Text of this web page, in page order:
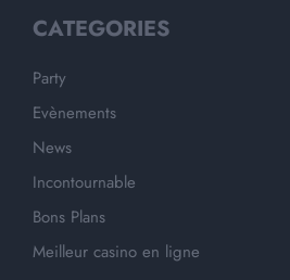
CATEGORIES
Party
Evènements
News
Incontournable
Bons Plans
Meilleur casino en ligne